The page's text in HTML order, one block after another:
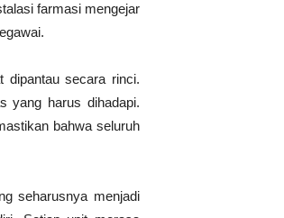
farmasi mengejar
dipantau secara rinci.
yang harus dihadapi.
bahwa seluruh
seharusnya menjadi